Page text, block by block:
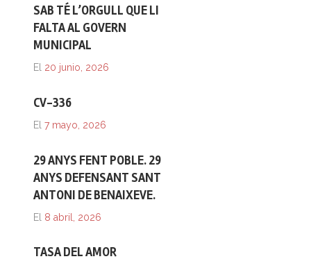
SAB TÉ L’ORGULL QUE LI
FALTA AL GOVERN
MUNICIPAL
El 20 junio, 2026
CV-336
El 7 mayo, 2026
29 ANYS FENT POBLE. 29
ANYS DEFENSANT SANT
ANTONI DE BENAIXEVE.
El 8 abril, 2026
TASA DEL AMOR